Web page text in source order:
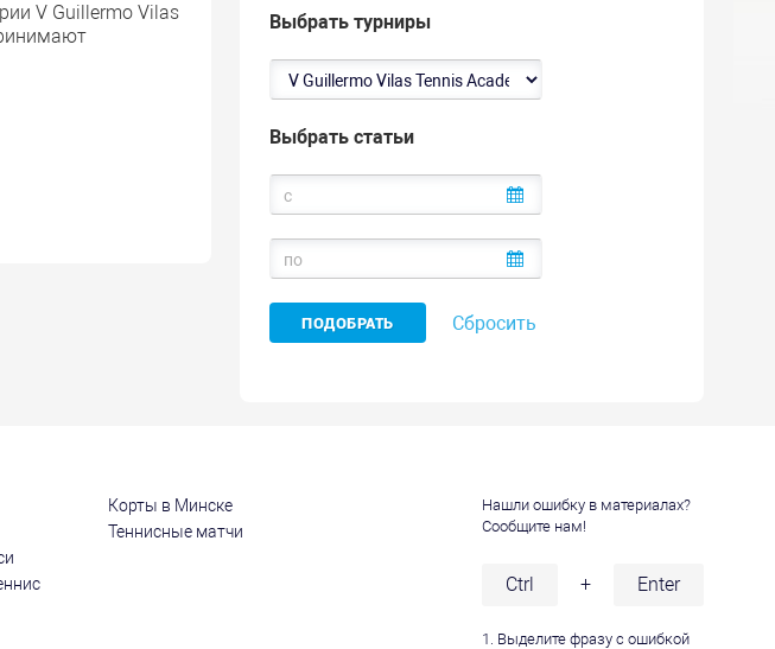
Выбрать турниры
Выбрать статьи
Сбросить
V Guillermo Vilas
Корты в Минске
Теннисные матчи
Нашли ошибку в материалах?
Сообщите нам!
Ctrl + Enter
1. Выделите фразу с ошибкой